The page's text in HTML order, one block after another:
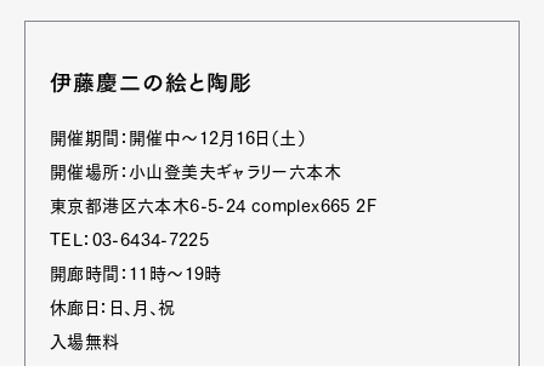
伊藤慶二の絵と陶彫
開催期間：開催中〜12月16日（土）
開催場所：小山登美夫ギャラリー六本木
東京都港区六本木6-5-24 complex665 2F
TEL：03-6434-7225
開廊時間：11時〜19時
休廊日：日、月、祝
入場無料